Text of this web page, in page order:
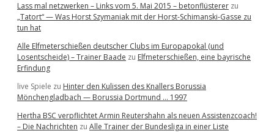
Lass mal netzwerken – Links vom 5. Mai 2015 – betonflüsterer zu
„Tatort“ — Was Horst Szymaniak mit der Horst-Schimanski-Gasse zu
tun hat
Alle Elfmeterschießen deutscher Clubs im Europapokal (und
Losentscheide) – Trainer Baade zu Elfmeterschießen, eine bayrische
Erfindung
live Spiele zu Hinter den Kulissen des Knallers Borussia
Mönchengladbach — Borussia Dortmund … 1997
Hertha BSC verpflichtet Armin Reutershahn als neuen Assistenzcoach!
– Die Nachrichten zu Alle Trainer der Bundesliga in einer Liste